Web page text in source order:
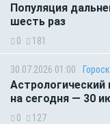
Популяция
шесть раз
0 181
30.07.2026 01:00
Астрологический
на сегодня — 30
0 127